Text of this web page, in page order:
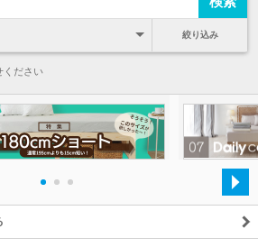
絞り込み
ください